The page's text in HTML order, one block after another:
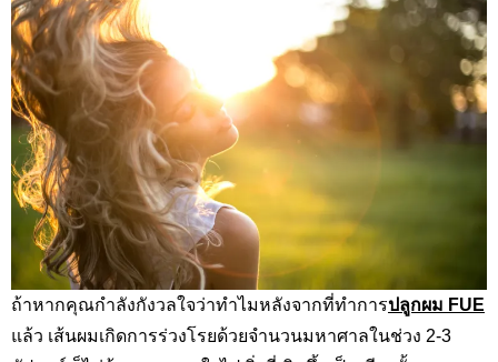
ถ้าหากคุณกำลังกังวลใจว่าทำไมหลังจากที่ทำการปลูกผม FUE
แล้ว เส้นผมเกิดการร่วงโรยด้วยจำนวนมหาศาลในช่วง 2-3